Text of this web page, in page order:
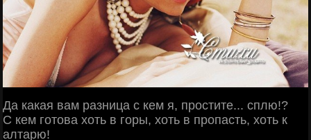
Да какая вам разница с кем я, простите... сплю!?
С кем готова хоть в горы, хоть в пропасть, хоть к
алтарю!